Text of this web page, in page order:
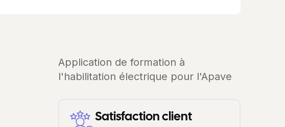
Application de formation à
l'habilitation électrique pour l'Apave
Satisfaction client